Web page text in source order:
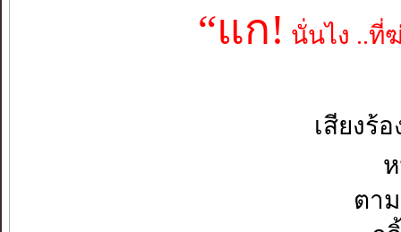
“แก! นั่นไง ..ที่
เสียงร้
ตา